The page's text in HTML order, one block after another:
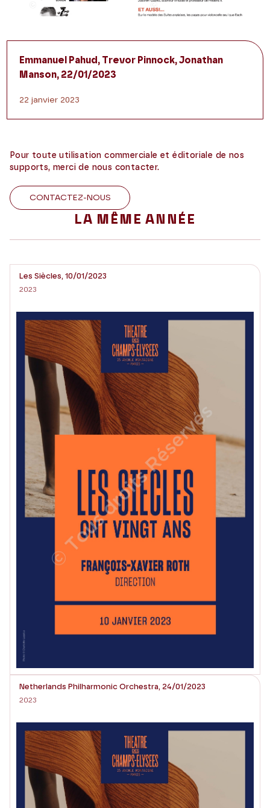
Emmanuel Pahud, Trevor Pinnock, Jonathan
Manson, 22/01/2023
22 janvier 2023
Pour toute utilisation commerciale et éditoriale de nos
supports, merci de nous contacter.
CONTACTEZ-NOUS
LA MÊME ANNÉE
Les Siècles, 10/01/2023
2023
Netherlands Philharmonic Orchestra, 24/01/2023
2023